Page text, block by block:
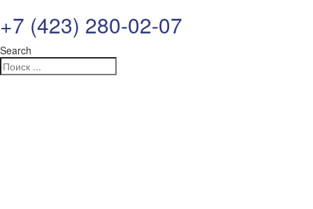
+7 (423) 280-02-07
Search